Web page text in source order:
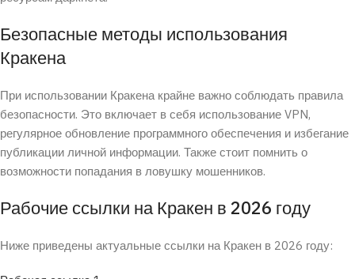
Безопасные методы использования
Кракена
При использовании Кракена крайне важно соблюдать правила
безопасности. Это включает в себя использование VPN,
регулярное обновление программного обеспечения и избегание
публикации личной информации. Также стоит помнить о
возможности попадания в ловушку мошенников.
Рабочие ссылки на Кракен в 2026 году
Ниже приведены актуальные ссылки на Кракен в 2026 году: